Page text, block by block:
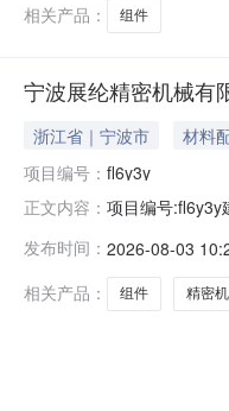
相关产品：
组件
宁波展纶精密机械有
浙江省｜宁波市 材料
项目编号： fl6y3y
正文内容： 项目编号:fl6y3y
建设单位编制
位主要负
发布时间： 2026-08-03
相关产品：
组件 精密